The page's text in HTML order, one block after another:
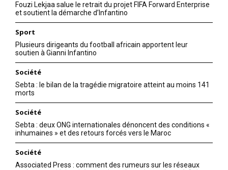
Fouzi Lekjaa salue le retrait du projet FIFA Forward Enterprise
et soutient la démarche d’Infantino
Sport
Plusieurs dirigeants du football africain apportent leur
soutien à Gianni Infantino
Société
Sebta : le bilan de la tragédie migratoire atteint au moins 141
morts
Société
Sebta : deux ONG internationales dénoncent des conditions «
inhumaines » et des retours forcés vers le Maroc
Société
Associated Press : comment des rumeurs sur les réseaux